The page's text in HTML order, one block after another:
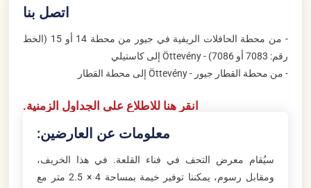
اتصل بنا
- من محطة الحافلات الريفية في جيور من محطة 14 أو 15 (الخط
رقم: 7083 أو 7086) - Öttevény إلى كاستيلي
- من محطة القطار جيور - Öttevény إلى محطة القطار
انقر هنا للاطلاع على الجداول الزمنية.
معلومات عن العارضين:
سيُقام معرض التحف في فناء القلعة. في هذا الخريف،
ومقابل رسوم، يمكننا توفير خيمة بمساحة 4 × 2.5 متر مع